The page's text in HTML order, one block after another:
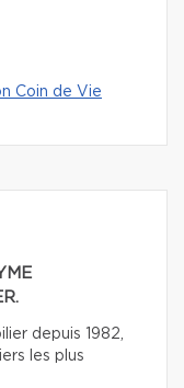
Coin de Vie
depuis 1982,
les plus